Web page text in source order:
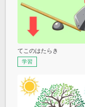
てこのはたらき
学習